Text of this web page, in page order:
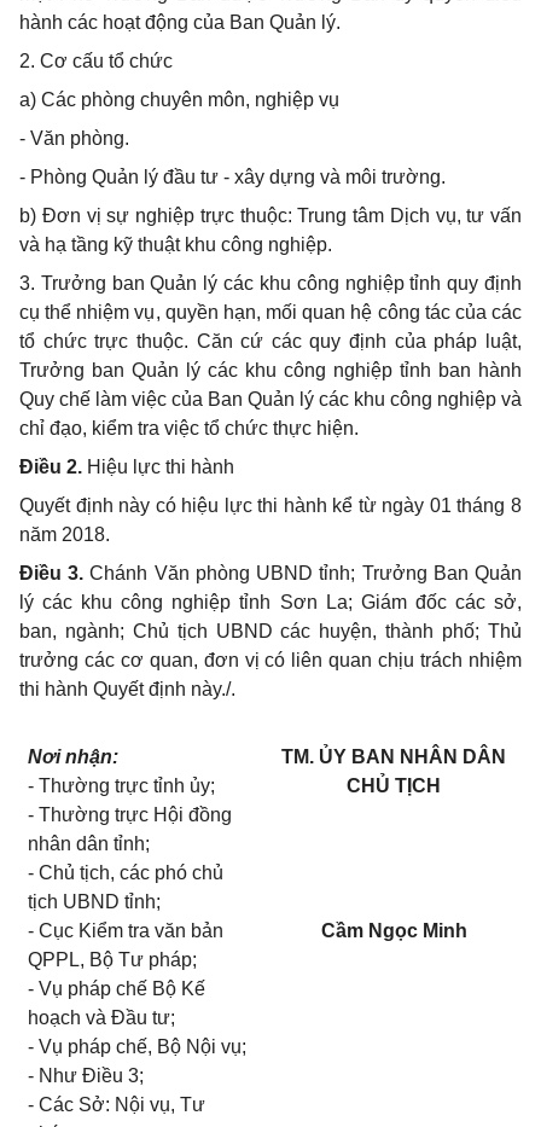
hành các hoạt động của Ban Quản lý.
2. Cơ cấu tổ chức
a) Các phòng chuyên môn, nghiệp vụ
- Văn phòng.
- Phòng Quản lý đầu tư - xây dựng và môi trường.
b) Đơn vị sự nghiệp trực thuộc: Trung tâm Dịch vụ, tư vấn
và hạ tầng kỹ thuật khu công nghiệp.
3. Trưởng ban Quản lý các khu công nghiệp tỉnh quy định
cụ thể nhiệm vụ, quyền hạn, mối quan hệ công tác của các
tổ chức trực thuộc. Căn cứ các quy định của pháp luật,
Trưởng ban Quản lý các khu công nghiệp tỉnh ban hành
Quy chế làm việc của Ban Quản lý các khu công nghiệp và
chỉ đạo, kiểm tra việc tổ chức thực hiện.
Điều 2. Hiệu lực thi hành
Quyết định này có hiệu lực thi hành kể từ ngày 01 tháng 8
năm 2018.
Điều 3. Chánh Văn phòng UBND tỉnh; Trưởng Ban Quản
lý các khu công nghiệp tỉnh Sơn La; Giám đốc các sở,
ban, ngành; Chủ tịch UBND các huyện, thành phố; Thủ
trưởng các cơ quan, đơn vị có liên quan chịu trách nhiệm
thi hành Quyết định này./.
Nơi nhận:
- Thường trực tỉnh ủy;
- Thường trực Hội đồng
nhân dân tỉnh;
- Chủ tịch, các phó chủ
tịch UBND tỉnh;
- Cục Kiểm tra văn bản
QPPL, Bộ Tư pháp;
- Vụ pháp chế Bộ Kế
hoạch và Đầu tư;
- Vụ pháp chế, Bộ Nội vụ;
- Như Điều 3;
- Các Sở: Nội vụ, Tư
TM. ỦY BAN NHÂN DÂN
CHỦ TỊCH
Cầm Ngọc Minh